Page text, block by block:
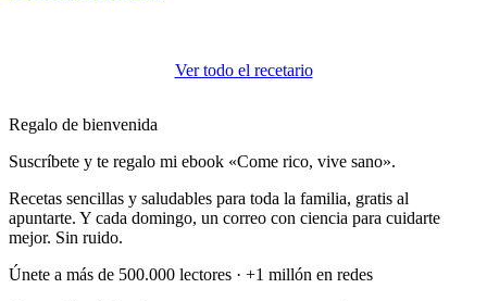
Ver todo el recetario
Regalo de bienvenida
Suscríbete y te regalo mi ebook «Come rico, vive sano».
Recetas sencillas y saludables para toda la familia, gratis al
apuntarte. Y cada domingo, un correo con ciencia para cuidarte
mejor. Sin ruido.
Únete a más de 500.000 lectores · +1 millón en redes